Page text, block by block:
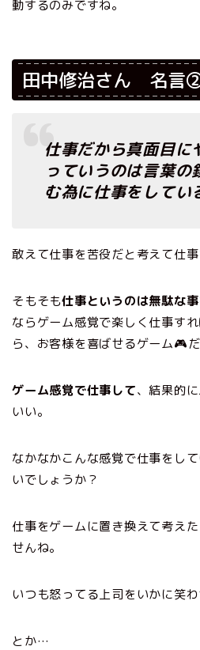
動するのみですね。
田中修治さん 名言
仕事だから真面目に
っていうのは言葉の
む為に仕事をしてい
敢えて仕事を苦役だと考えて仕事
そもそも仕事というのは無駄な事
ならゲーム感覚で楽しく仕事す
ら、お客様を喜ばせるゲーム🎮だ
ゲーム感覚で仕事して、結果的
いい。
なかなかこんな感覚で仕事をし
いでしょうか？
仕事をゲームに置き換えて考え
せんね。
いつも怒ってる上司をいかに笑
とか…